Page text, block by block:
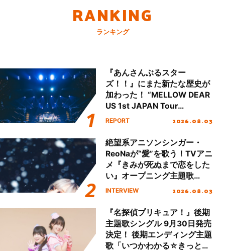
RANKING
ランキング
『あんさんぶるスター
ズ！！』にまた新たな歴史が
加わった！ “MELLOW DEAR
US 1st JAPAN Tour
Final「NICE to meet YOU
ート!!
REPORT 2026.08.03
絶望系アニソンシンガー・
ReoNaが“愛”を歌う！TVアニ
メ『きみが死ぬまで恋をした
い』オープニング主題歌
「Amore」インタビュー
INTERVIEW 2026.08.03
『名探偵プリキュア！』後期
主題歌シングル 9月30日発売
決定！ 後期エンディング主題
歌「いつかわかる☆きっとあ